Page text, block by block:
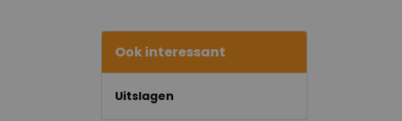
Ook interessant
Uitslagen